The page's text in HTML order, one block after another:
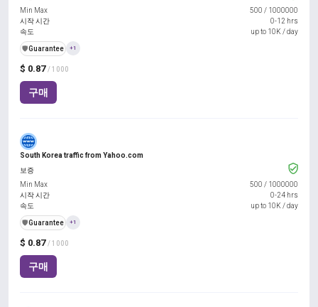
$ 0.87 / 1000
구매
Min Max
500 / 1000000
시작 시간
0-12 hrs
속도
up to 10K / day
️🛡️Guarantee +1
South Korea traffic from Yahoo.com
$ 0.87 / 1000
구매
보증
Min Max
500 / 1000000
시작 시간
0-24 hrs
속도
up to 10K / day
️🛡️Guarantee +1